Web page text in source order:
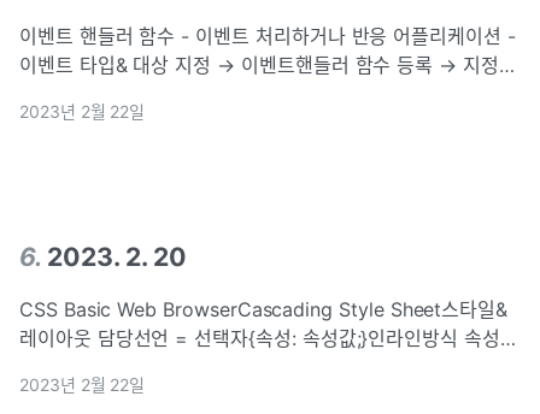
이벤트 핸들러 함수 - 이벤트 처리하거나 반응 어플리케이션 -
이벤트 타입& 대상 지정 → 이벤트핸들러 함수 등록 → 지정된
러가 발생 감지document.get~ID””.setAttribute(””,~)
2023년 2월 22일
6. 2023. 2. 20
CSS Basic Web BrowserCascading Style Sheet스타일&
레이아웃 담당선언 = 선택자{속성: 속성값;}인라인방식 속성
결 tag{property: value;}Unti
2023년 2월 22일